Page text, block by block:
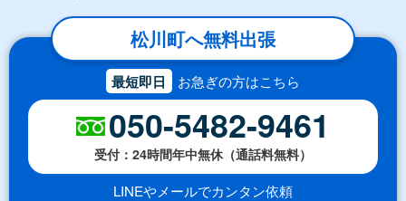
松川町へ無料出張
最短即日 お急ぎの方はこちら
050-5482-9461
受付：24時間年中無休（通話料無料）
LINEやメールでカンタン依頼